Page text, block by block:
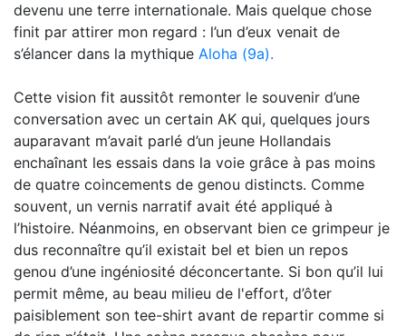
devenu une terre internationale. Mais quelque chose
finit par attirer mon regard : l’un d’eux venait de
s’élancer dans la mythique Aloha (9a).
Cette vision fit aussitôt remonter le souvenir d’une
conversation avec un certain AK qui, quelques jours
auparavant m’avait parlé d’un jeune Hollandais
enchaînant les essais dans la voie grâce à pas moins
de quatre coincements de genou distincts. Comme
souvent, un vernis narratif avait été appliqué à
l’histoire. Néanmoins, en observant bien ce grimpeur je
dus reconnaître qu’il existait bel et bien un repos
genou d’une ingéniosité déconcertante. Si bon qu’il lui
permit même, au beau milieu de l'effort, d’ôter
paisiblement son tee-shirt avant de repartir comme si